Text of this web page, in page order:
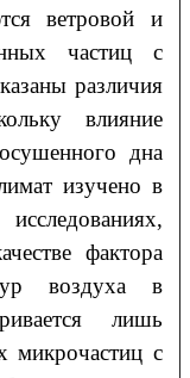
ветровой и
частиц с
различия
влияние
дна
изучено в
фактора
воздуха в
лишь
микрочастиц с